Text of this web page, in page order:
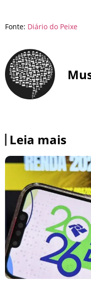
Fonte: Diário do Peixe
Leia mais